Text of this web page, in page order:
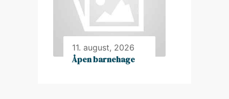
11. august, 2026
Åpen barnehage